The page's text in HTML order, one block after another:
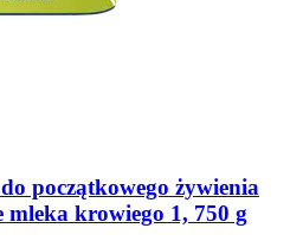
początkowego żywienia
mleka krowiego 1, 750 g